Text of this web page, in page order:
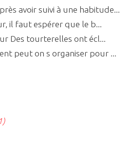
avoir suivi à une habitude...
il faut espérer que le b...
Des tourterelles ont écl...
peut on s organiser pour ...